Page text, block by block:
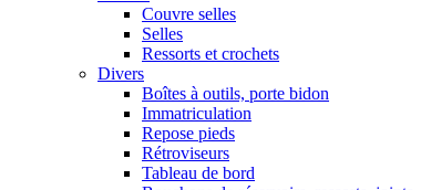
Couvre selles
Selles
Ressorts et crochets
Divers
Boîtes à outils, porte bidon
Immatriculation
Repose pieds
Rétroviseurs
Tableau de bord